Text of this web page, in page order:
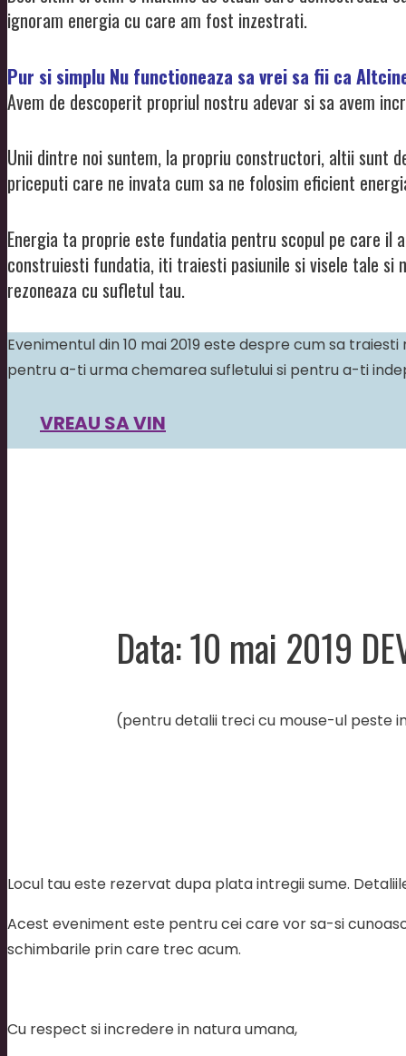
ignoram energia cu care am fost inzestrati.
Pur si simplu Nu functioneaza sa vrei sa fii ca
Avem de descoperit propriul nostru adevar si sa avem
Unii dintre noi suntem, la propriu constructori, altii sunt
priceputi care ne invata cum sa ne folosim eficient
Energia ta proprie este fundatia pentru scopul pe care il
construiesti fundatia, iti traiesti pasiunile si visele tale si
rezoneaza cu sufletul tau.
Evenimentul din 10 mai 2019 este despre cum sa
pentru a-ti urma chemarea sufletului si pentru a-ti
VREAU SA VIN
Data: 10 mai 2019
(pentru detalii treci cu mouse-ul peste
Locul tau este rezervat dupa plata intregii sume.
Acest eveniment este pentru cei care vor sa-si
schimbarile prin care trec acum.
Cu respect si incredere in natura umana,